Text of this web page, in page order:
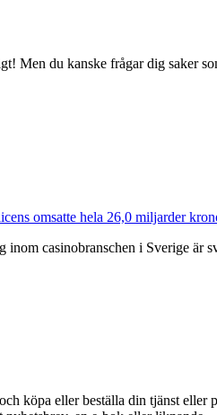
Men du kanske frågar dig saker
omsatte hela 26,0 miljarder
casinobranschen i Sverige är
köpa eller beställa din tjänst